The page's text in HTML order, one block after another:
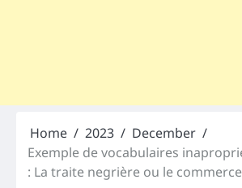
Home 2023
December
Exemple de vocabulaires
: La traite negrière ou le